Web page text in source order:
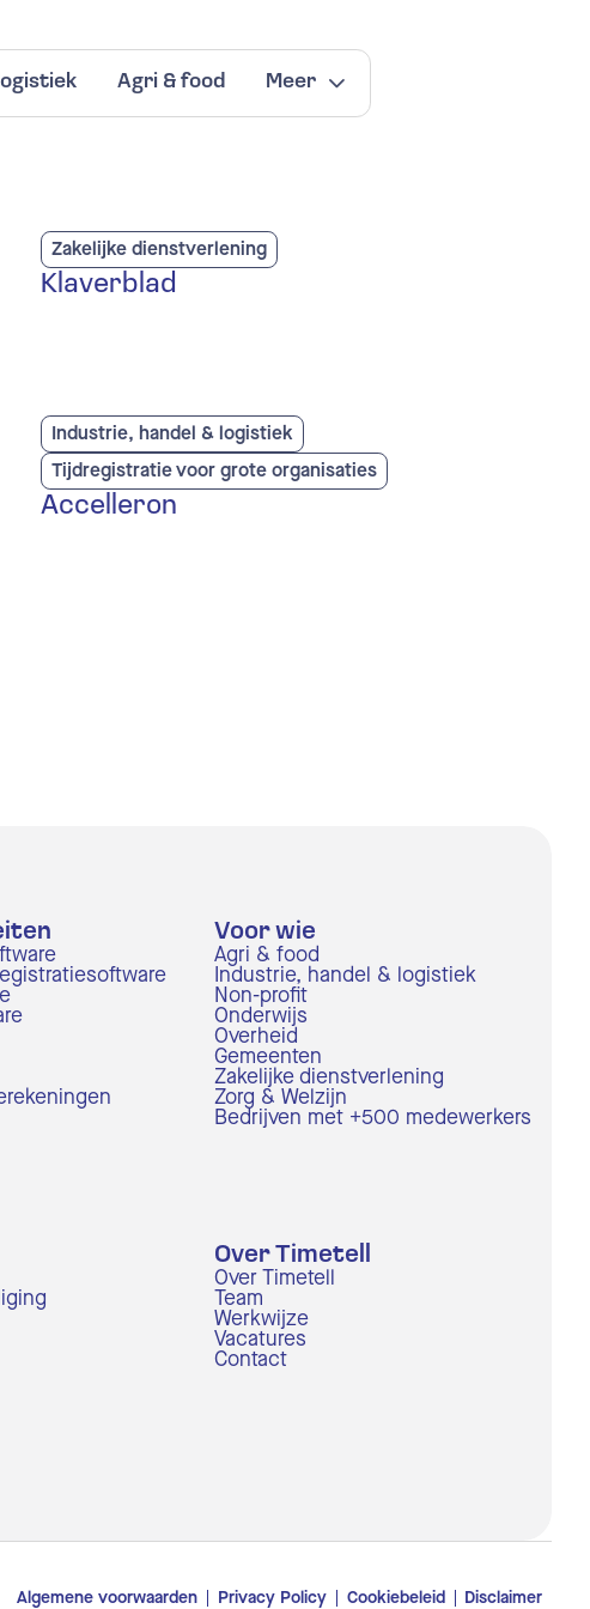
Agri & food Meer
Zakelijke dienstverlening
Klaverblad
Industrie, handel & logistiek
Tijdregistratie voor grote organisaties
Accelleron
Voor wie
Agri & food
Industrie, handel & logistiek
Non-profit
Onderwijs
Overheid
Gemeenten
Zakelijke dienstverlening
Zorg & Welzijn
Bedrijven met +500 medewerkers
Over Timetell
Over Timetell
Team
Werkwijze
Vacatures
Contact
Algemene voorwaarden Privacy Policy Cookiebeleid Disclaimer